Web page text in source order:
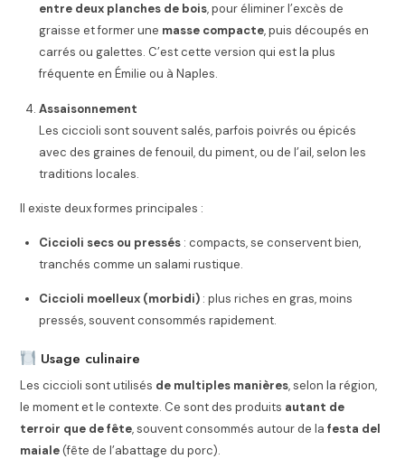
entre deux planches de bois, pour éliminer l’excès de
graisse et former une masse compacte, puis découpés en
carrés ou galettes. C’est cette version qui est la plus
fréquente en Émilie ou à Naples.
Assaisonnement
Les ciccioli sont souvent salés, parfois poivrés ou épicés
avec des graines de fenouil, du piment, ou de l’ail, selon les
traditions locales.
Il existe deux formes principales :
Ciccioli secs ou pressés : compacts, se conservent bien,
tranchés comme un salami rustique.
Ciccioli moelleux (morbidi) : plus riches en gras, moins
pressés, souvent consommés rapidement.
Usage culinaire
Les ciccioli sont utilisés de multiples manières, selon la région,
le moment et le contexte. Ce sont des produits autant de
terroir que de fête, souvent consommés autour de lafesta del
maiale(fête de l’abattage du porc).